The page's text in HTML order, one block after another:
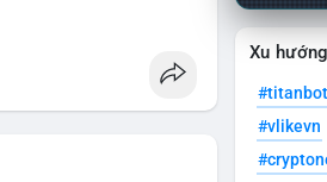
Xu
#titanbot
#vlikevn